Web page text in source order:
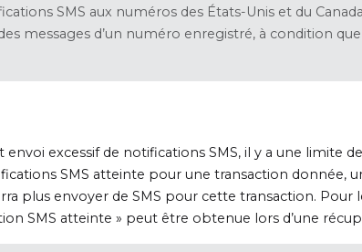
SMS aux numéros des États-Unis et du
messages d’un numéro enregistré, à condition
excessif de notifications SMS, il y a une limite
SMS atteinte pour une transaction donnée,
plus envoyer de SMS pour cette transaction. Pour
SMS atteinte » peut être obtenue lors d’une